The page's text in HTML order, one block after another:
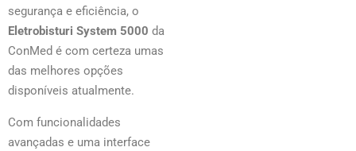
segurança e eficiência, o
Eletrobisturi System 5000 da
ConMed é com certeza umas
das melhores opções
disponíveis atualmente.
Com funcionalidades
avançadas e uma interface